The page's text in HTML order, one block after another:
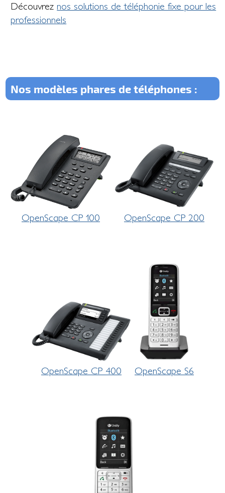
Découvrez nos solutions de téléphonie fixe pour les
professionnels
Nos modèles phares de téléphones :
OpenScape CP 100 OpenScape CP 200
OpenScape CP 400 OpenScape S6